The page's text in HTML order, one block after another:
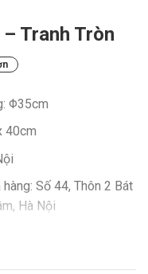
Tranh Tròn
Φ35cm
40cm
Số 44, Thôn 2 Bát
Hà Nội